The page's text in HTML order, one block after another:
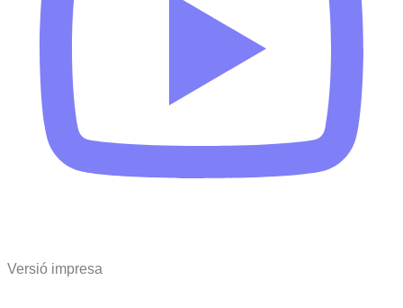
Versió impresa